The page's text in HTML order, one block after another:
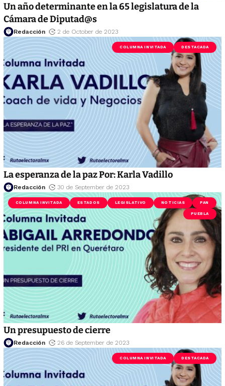
Un año determinante en la 65 legislatura de la
Cámara de Diputad@s
Redacción 2 de October de 2023
COLUMNA INVITADA DESTACADA
La esperanza de la paz Por: Karla Vadillo
Redacción 30 de September de 2023
COLUMNA INVITADA ESTADOS LEGISLATIVO NOTICIAS PAN
PUEBLA
Un presupuesto de cierre
Redacción 26 de September de 2023
COLUMNA INVITADA DESTACADA